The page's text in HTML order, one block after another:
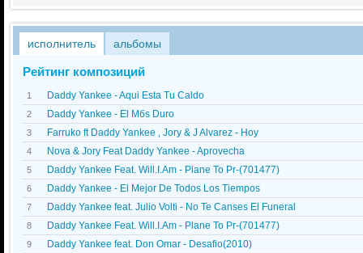
исполнитель альбомы
Рейтинг композиций
1 Daddy Yankee - Aqui Esta Tu Caldo
2 Daddy Yankee - El Mбs Duro
3 Farruko ft Daddy Yankee , Jory & J Alvarez - Hoy
4 Nova & Jory Feat Daddy Yankee - Aprovecha
5 Daddy Yankee Feat. Will.I.Am - Plane To Pr-(701477)
6 Daddy Yankee - El Mejor De Todos Los Tiempos
7 Daddy Yankee feat. Julio Volti - No Te Canses El Funeral
8 Daddy Yankee Feat. Will.I.Am - Plane To Pr-(701477)
9 Daddy Yankee feat. Don Omar - Desafio(2010)